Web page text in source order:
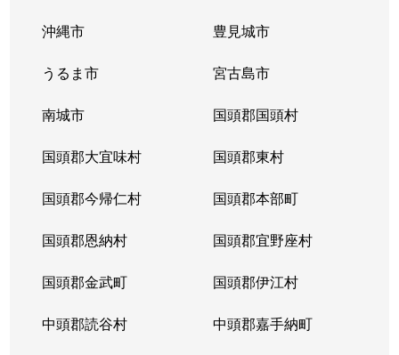
沖縄市 豊見城市
うるま市 宮古島市
南城市 国頭郡国頭村
国頭郡大宜味村 国頭郡東村
国頭郡今帰仁村 国頭郡本部町
国頭郡恩納村 国頭郡宜野座村
国頭郡金武町 国頭郡伊江村
中頭郡読谷村 中頭郡嘉手納町